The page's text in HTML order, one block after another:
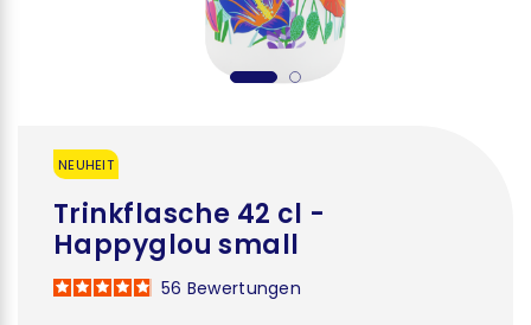
NEUHEIT
Trinkflasche 42 cl -
Happyglou small
56 Bewertungen